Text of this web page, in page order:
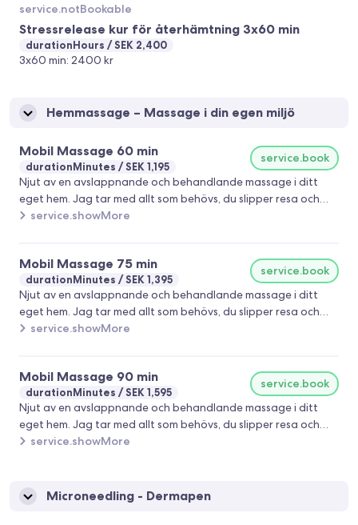
boka din stund av lugn och återhämtning 🌿
Stressrelease kur för återhämtning 3x60 min
durationHours SEK 2,400
service.notBookable
3x60 min: 2400 kr
Hemmassage – Massage i din egen miljö
Mobil Massage 60 min
durationMinutes SEK 1,195
service.book
Njut av en avslappnande och behandlande massage i ditt
eget hem. Jag tar med allt som behövs, du slipper resa och
kan koppla av fullt ut i din egen miljö. Behandlingen anpassas
och bekväm massageupplevelse hemma!
service.showMore
Mobil Massage 75 min
durationMinutes SEK 1,395
service.book
Njut av en avslappnande och behandlande massage i ditt
eget hem. Jag tar med allt som behövs, du slipper resa och
kan koppla av fullt ut i din egen miljö. Behandlingen anpassas
och bekväm massageupplevelse hemma!
service.showMore
Mobil Massage 90 min
durationMinutes SEK 1,595
service.book
Njut av en avslappnande och behandlande massage i ditt
eget hem. Jag tar med allt som behövs, du slipper resa och
kan koppla av fullt ut i din egen miljö. Behandlingen anpassas
och bekväm massageupplevelse hemma!
service.showMore
Microneedling - Dermapen